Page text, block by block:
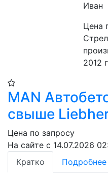
Иван
Цена
2012
MAN
свыше
Цена по запросу
На сайте с 14.07.2026
Кратко
Подробнее